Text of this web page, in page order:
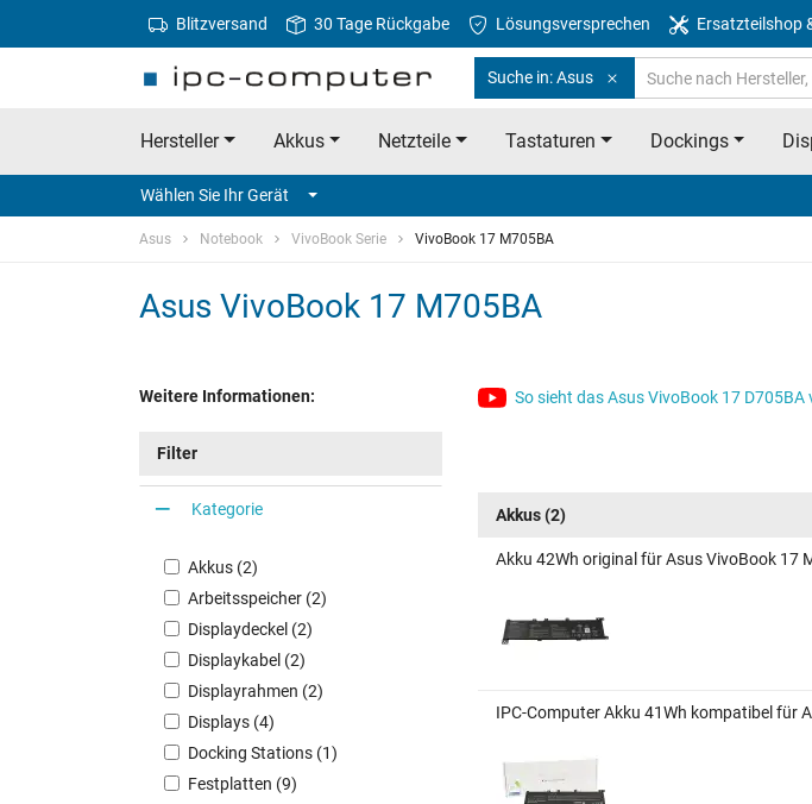
Blitzversand 30 Tage Rückgabe Lösungsversprechen Ersatzteilshop
Suche in: Asus
Hersteller Akkus Netzteile Tastaturen Dockings
Wählen Sie Ihr Gerät
Asus Notebook VivoBook Serie VivoBook 17 M705BA
Asus VivoBook 17 M705BA
Weitere Informationen: So sieht das Asus VivoBook 17
Filter
Kategorie
Akkus (2)
Arbeitsspeicher (2)
Displaydeckel (2)
Displaykabel (2)
Displayrahmen (2)
Displays (4)
Docking Stations (1)
Festplatten (9)
Akkus(2)
Akku 42Wh original für Asus VivoBook 17
IPC-Computer Akku 41Wh kompatibel für